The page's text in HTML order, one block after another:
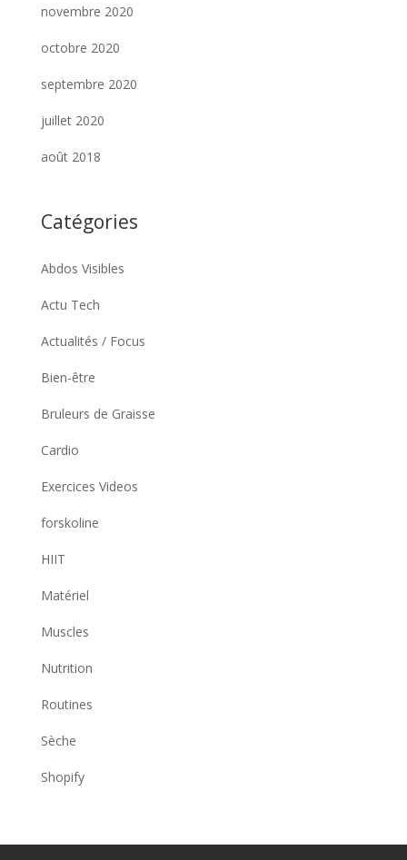
novembre 2020
octobre 2020
septembre 2020
juillet 2020
août 2018
Catégories
Abdos Visibles
Actu Tech
Actualités / Focus
Bien-être
Bruleurs de Graisse
Cardio
Exercices Videos
forskoline
HIIT
Matériel
Muscles
Nutrition
Routines
Sèche
Shopify